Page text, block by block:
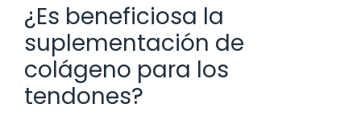
¿Es beneficiosa la
suplementación de
colágeno para los
tendones?